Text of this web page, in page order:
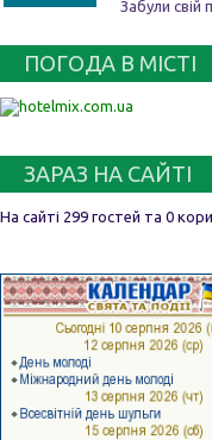
Забули свій
ПОГОДА В МІСТІ
ЗАРАЗ НА САЙТІ
На сайті 299 гостей та 0